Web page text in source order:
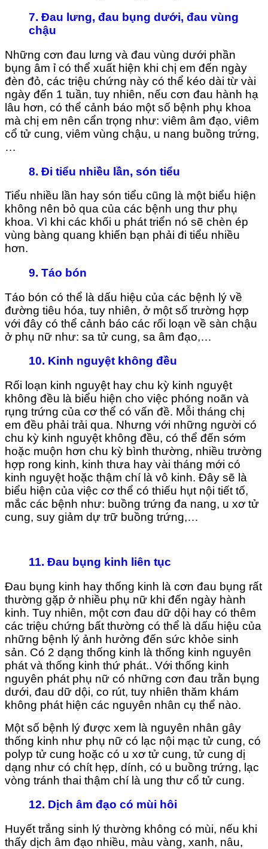
7. Đau lưng, đau bụng dưới, đau vùng
chậu
Những cơn đau lưng và đau vùng dưới phần
bụng âm ỉ có thể xuất hiện khi chị em đến ngày
đèn đỏ, các triệu chứng này có thể kéo dài từ vài
ngày đến 1 tuần, tuy nhiên, nếu cơn đau hành hạ
lâu hơn, có thể cảnh báo một số bệnh phụ khoa
mà chị em nên cẩn trọng như: viêm âm đạo, viêm
cổ tử cung, viêm vùng chậu, u nang buồng trứng,
…
8. Đi tiểu nhiều lần, són tiểu
Tiểu nhiều lần hay són tiểu cũng là một biểu hiện
không nên bỏ qua của các bệnh ung thư phụ
khoa. Vì khi các khối u phát triển nó sẽ chèn ép
vùng bàng quang khiến bạn phải đi tiểu nhiều
hơn.
9. Táo bón
Táo bón có thể là dấu hiệu của các bệnh lý về
đường tiêu hóa, tuy nhiên, ở một số trường hợp
với đây có thể cảnh báo các rối loạn về sàn chậu
ở phụ nữ như: sa tử cung, sa âm đạo,…
10. Kinh nguyệt không đều
Rối loạn kinh nguyệt hay chu kỳ kinh nguyệt
không đều là biểu hiện cho việc phóng noãn và
rụng trứng của cơ thể có vấn đề. Mỗi tháng chị
em đều phải trải qua. Nhưng với những người có
chu kỳ kinh nguyệt không đều, có thể đến sớm
hoặc muộn hơn chu kỳ bình thường, nhiều trường
hợp rong kinh, kinh thưa hay vài tháng mới có
kinh nguyệt hoặc thậm chí là vô kinh. Đây sẽ là
biểu hiện của việc cơ thể có thiếu hụt nội tiết tố,
mắc các bệnh như: buồng trứng đa nang, u xơ tử
cung, suy giảm dự trữ buồng trứng,…
11. Đau bụng kinh liên tục
Đau bụng kinh hay thống kinh là cơn đau bụng rất
thường gặp ở nhiều phụ nữ khi đến ngày hành
kinh. Tuy nhiên, một cơn đau dữ dội hay có thêm
các triệu chứng bất thường có thể là dấu hiệu của
những bệnh lý ảnh hưởng đến sức khỏe sinh
sản. Có 2 dạng thống kinh là thống kinh nguyên
phát và thống kinh thứ phát.. Với thống kinh
nguyên phát phụ nữ có những cơn đau trằn bụng
dưới, đau dữ dội, co rút, tuy nhiên thăm khám
không phát hiện các nguyên nhân cụ thể nào.
Một số bệnh lý được xem là nguyên nhân gây
thống kinh như phụ nữ có lạc nội mạc tử cung, có
polyp tử cung hoặc có u xơ tử cung, tử cung dị
dạng như có chít hẹp, dính, có u buồng trứng, lạc
vòng tránh thai thậm chí là ung thư cổ tử cung.
12. Dịch âm đạo có mùi hôi
Huyết trắng sinh lý thường không có mùi, nếu khi
thấy dịch âm đạo nhiều, màu vàng, xanh, nâu,